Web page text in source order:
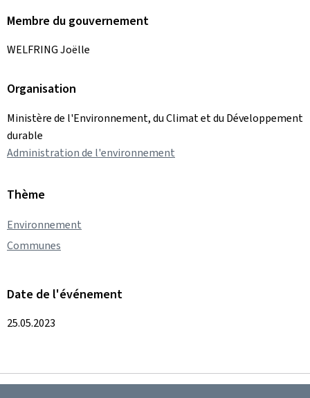
Membre du gouvernement
WELFRING Joëlle
Organisation
Ministère de l'Environnement, du Climat et du Développement
durable
Administration de l'environnement
Thème
Environnement
Communes
Date de l'événement
25.05.2023